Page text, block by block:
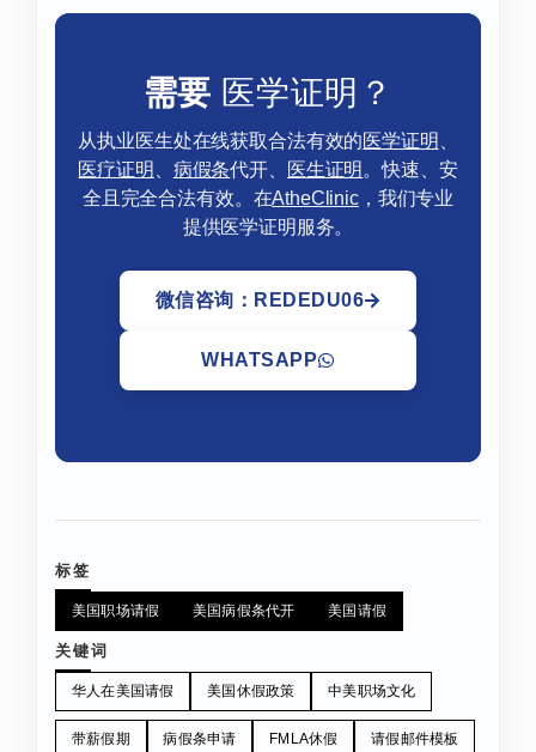
需要 医学证明？
从执业医生处在线获取合法有效的医学证明
医疗证明
病假条代开、 医生证明 。快速、安
全且完全合法有效。在AtheClinic，我们专业
提供医学证明服务。
微信咨询：REDEDU06
WHATSAPP
标签
美国职场请假 美国病假条代开 美国请假
关键词
华人在美国请假 美国休假政策 中美职场文化
带薪假期 病假条申请 FMLA休假 请假邮件模板